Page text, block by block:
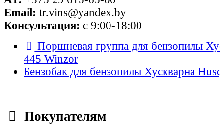
Email: tr.vins@yandex.by
Консультация: с 9:00-18:00
Поршневая группа для бензопилы
445 Winzor
Бензобак для бензопилы Хускварна
Покупателям